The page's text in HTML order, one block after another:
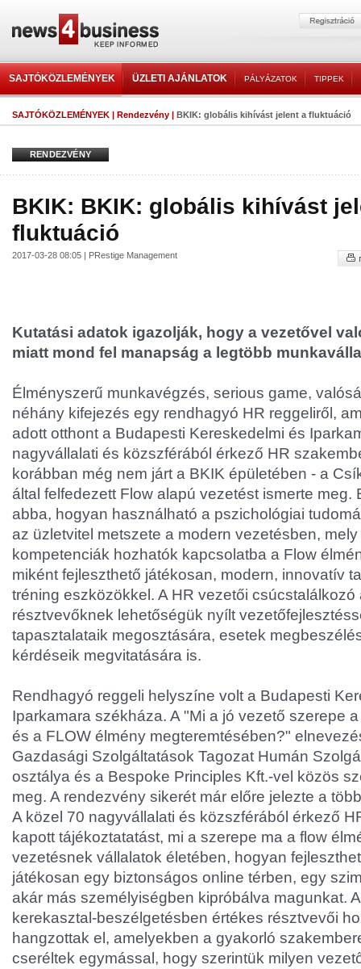
SAJTÓKÖZLEMÉNYEK ÜZLETI AJÁNLATOK PÁLYÁZATOK TIPPEK
SAJTÓKÖZLEMÉNYEK | Rendezvény | BKIK: globális kihívást jelent a fluktuáció
RENDEZVÉNY
BKIK: BKIK: globális kihívást
fluktuáció
2017-03-28 08:05 | PRestige Management
Kutatási adatok igazolják, hogy a vezetővel
miatt mond fel manapság a legtöbb
Élményszerű munkavégzés, serious game,
néhány kifejezés egy rendhagyó HR reggeliről,
adott otthont a Budapesti Kereskedelmi és
nagyvállalati és közszférából érkező HR
korábban még nem járt a BKIK épületében - a
által felfedezett Flow alapú vezetést ismerte meg.
abba, hogyan használható a pszichológiai
az üzletvitel metszete a modern vezetésben,
kompetenciák hozhatók kapcsolatba a Flow
miként fejleszthető játékosan, modern, innovatív
tréning eszközökkel. A HR vezetői csúcstalálkozó
résztvevőknek lehetőségük nyílt
tapasztalataik megosztására, esetek
kérdéseik megvitatására is.
Rendhagyó reggeli helyszíne volt a Budapesti
Iparkamara székháza. A "Mi a jó vezető szerepe
és a FLOW élmény megteremtésében?"
Gazdasági Szolgáltatások Tagozat Humán
osztálya és a Bespoke Principles Kft.-vel közös
meg. A rendezvény sikerét már előre jelezte a
A közel 70 nagyvállalati és közszférából érkező
kapott tájékoztatatást, mi a szerepe ma a flow
vezetésnek vállalatok életében, hogyan
játékosan egy biztonságos online térben, egy
akár más személyiségben kipróbálva magunkat.
kerekasztal-beszélgetésben értékes résztvevői
hangzottak el, amelyekben a gyakorló
cseréltek egymással, hogy szerintük milyen